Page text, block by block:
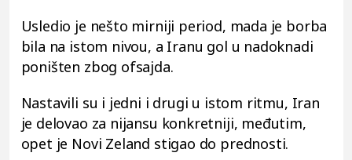
Usledio je nešto mirniji period, mada je borba
bila na istom nivou, a Iranu gol u nadoknadi
poništen zbog ofsajda.
Nastavili su i jedni i drugi u istom ritmu, Iran
je delovao za nijansu konkretniji, međutim,
opet je Novi Zeland stigao do prednosti.